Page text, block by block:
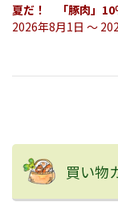
夏だ！ 「豚肉」10
2026年8月1日 〜
買い物